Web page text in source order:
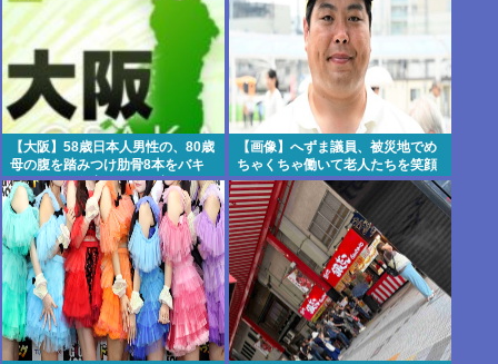
【大阪】58歳日本人男性の、80歳
母の腹を踏みつけ肋骨8本をバキ
バキにして殺害。子供を産んだ結
末がこれなら少子化仕方ないね
【画像】へずま議員、被災地でめ
ちゃくちゃ働いて老人たちを笑顔
にしてしまうww